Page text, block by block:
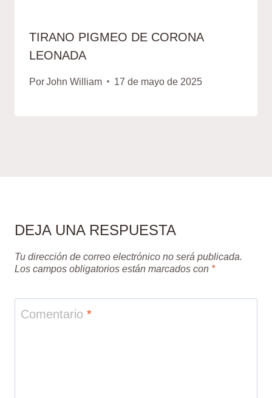
TIRANO PIGMEO DE CORONA
LEONADA
PorJohn William 17 de mayo de 2025
DEJA UNA RESPUESTA
Tu dirección de correo electrónico no será publicada.
Los campos obligatorios están marcados con *
Comentario *